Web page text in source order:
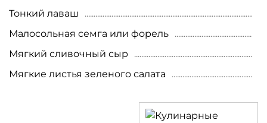
Тонкий лаваш
Малосольная семга или форель
Мягкий сливочный сыр
Мягкие листья зеленого салата